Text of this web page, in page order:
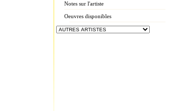
Notes sur l'artiste
Oeuvres disponibles